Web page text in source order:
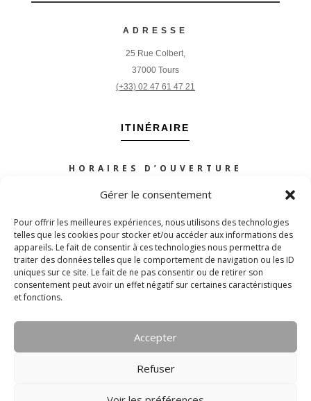
Gérer le consentement
Pour offrir les meilleures expériences, nous utilisons des technologies
telles que les cookies pour stocker et/ou accéder aux informations des
appareils. Le fait de consentir à ces technologies nous permettra de
traiter des données telles que le comportement de navigation ou les ID
uniques sur ce site. Le fait de ne pas consentir ou de retirer son
consentement peut avoir un effet négatif sur certaines caractéristiques
et fonctions.
Accepter
Refuser
ADRESSE
25 Rue Colbert,
37000 Tours
(+33) 02 47 61 47 21
ITINÉRAIRE
HORAIRES D’OUVERTURE
Mardi à samedi :
PLAN DU SITE
POLITIQUE DE CONFIDENTIALITÉ